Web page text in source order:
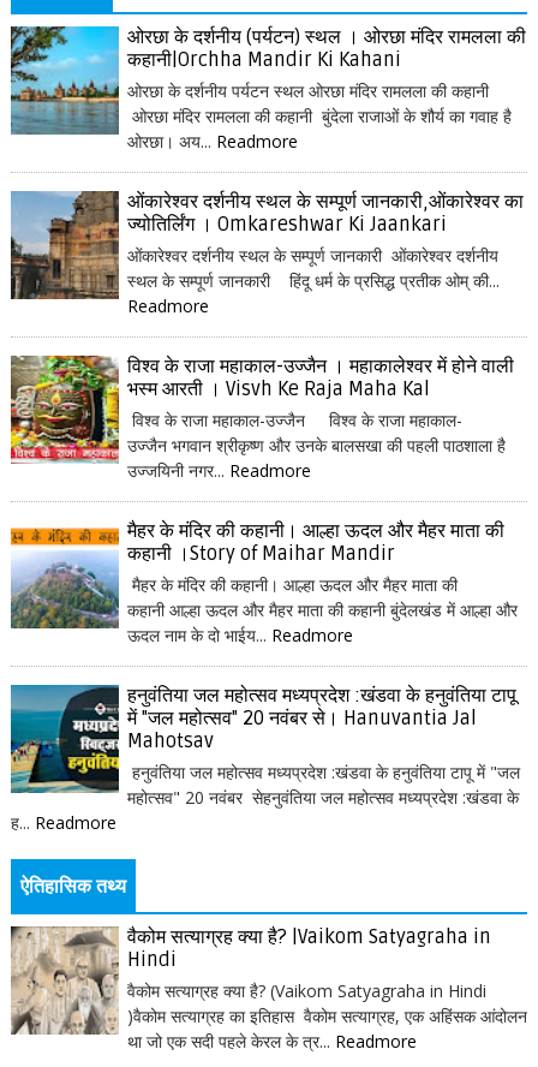
ओरछा के दर्शनीय (पर्यटन) स्थल । ओरछा मंदिर रामलला की
कहानी|Orchha Mandir Ki Kahani
ओरछा के दर्शनीय पर्यटन स्थल ओरछा मंदिर रामलला की कहानी
ओरछा मंदिर रामलला की कहानी बुंदेला राजाओं के शौर्य का गवाह है
ओरछा। अय... Readmore
ओंकारेश्वर दर्शनीय स्थल के सम्पूर्ण जानकारी,ओंकारेश्वर का
ज्योतिर्लिंग । Omkareshwar Ki Jaankari
ओंकारेश्वर दर्शनीय स्थल के सम्पूर्ण जानकारी ओंकारेश्वर दर्शनीय
स्थल के सम्पूर्ण जानकारी हिंदू धर्म के प्रसिद्ध प्रतीक ओम् की...
Readmore
विश्व के राजा महाकाल-उज्जैन । महाकालेश्वर में होने वाली
भस्म आरती । Visvh Ke Raja Maha Kal
विश्व के राजा महाकाल-उज्जैन विश्व के राजा महाकाल-
उज्जैन भगवान श्रीकृष्ण और उनके बालसखा की पहली पाठशाला है
उज्जयिनी नगर... Readmore
मैहर के मंदिर की कहानी। आल्हा ऊदल और मैहर माता की
कहानी ।Story of Maihar Mandir
मैहर के मंदिर की कहानी। आल्हा ऊदल और मैहर माता की
कहानी आल्हा ऊदल और मैहर माता की कहानी बुंदेलखंड में आल्हा और
ऊदल नाम के दो भाईय... Readmore
हनुवंतिया जल महोत्सव मध्यप्रदेश :खंडवा के हनुवंतिया टापू
में "जल महोत्सव" 20 नवंबर से। Hanuvantia Jal
Mahotsav
हनुवंतिया जल महोत्सव मध्यप्रदेश :खंडवा के हनुवंतिया टापू में "जल
महोत्सव" 20 नवंबर सेहनुवंतिया जल महोत्सव मध्यप्रदेश :खंडवा के
ह... Readmore
ऐतिहासिक तथ्य
वैकोम सत्याग्रह क्या है? |Vaikom Satyagraha in
Hindi
वैकोम सत्याग्रह क्या है? (Vaikom Satyagraha in Hindi
)वैकोम सत्याग्रह का इतिहास वैकोम सत्याग्रह, एक अहिंसक आंदोलन
था जो एक सदी पहले केरल के त्र... Readmore